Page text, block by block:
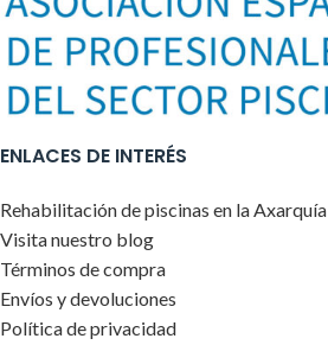
ENLACES DE INTERÉS
Rehabilitación de piscinas en la Axarquía
Visita nuestro blog
Términos de compra
Envíos y devoluciones
Política de privacidad